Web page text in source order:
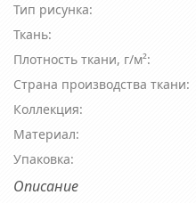
Тип рисунка:
Ткань:
Плотность ткани, г/м²:
Страна производства ткани:
Коллекция:
Материал:
Упаковка:
Описание